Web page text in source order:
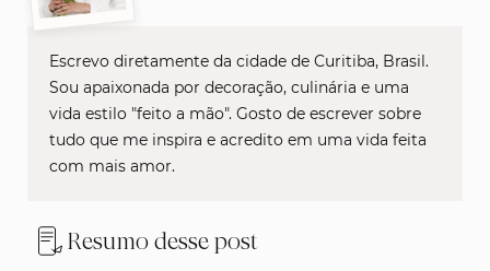
Escrevo diretamente da cidade de Curitiba, Brasil.
Sou apaixonada por decoração, culinária e uma
vida estilo "feito a mão". Gosto de escrever sobre
tudo que me inspira e acredito em uma vida feita
com mais amor.
Resumo desse post